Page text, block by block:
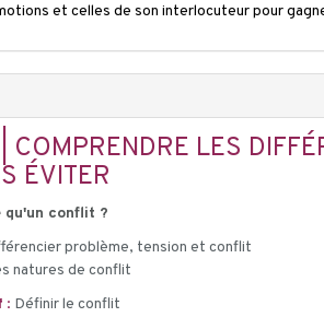
et celles de son interlocuteur pour
COMPRENDRE LES
ÉVITER
qu'un conflit ?
problème, tension et conflit
natures de conflit
: Définir le conflit